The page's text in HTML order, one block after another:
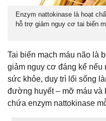
Enzym nattokinase là hoạt
hỗ trợ giảm nguy cơ tai biến
Tai biến mạch máu não là
giảm nguy cơ đáng kể
sức khỏe, duy trì lối sống
đường huyết – mỡ máu và
chứa enzym nattokinase